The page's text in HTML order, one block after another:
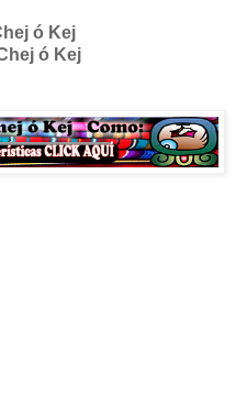
ó Kej
ó Kej